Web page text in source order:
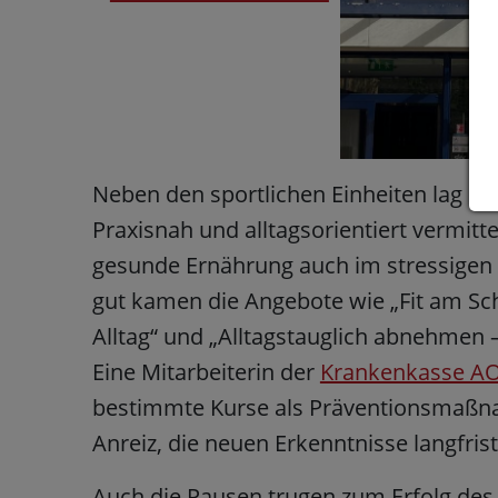
Neben den sportlichen Einheiten lag
Praxisnah und alltagsorientiert
gesunde Ernährung auch im
gut kamen die Angebote wie „Fit am
Alltag“ und „Alltagstauglich abnehmen
Eine Mitarbeiterin der Krankenkasse
bestimmte Kurse als
Anreiz, die neuen Erkenntnisse